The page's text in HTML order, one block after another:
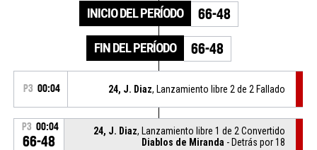
INICIO DEL PERÍODO 66-48
FIN DEL PERÍODO 66-48
P3 00:04 24, J. Diaz, Lanzamiento libre 2 de 2 Fallado
P3 00:04
66-48
24, J. Diaz, Lanzamiento libre 1 de 2 Convertido
Diablos de Miranda - Detrás por 18